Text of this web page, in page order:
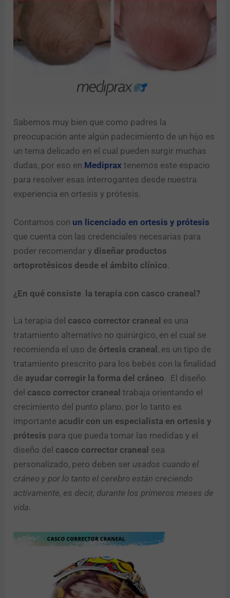
Sabemos muy bien que como padres la
preocupación ante algún padecimiento de un hijo es
un tema delicado en el cual pueden surgir muchas
dudas, por eso en Mediprax tenemos este espacio
para resolver esas interrogantes desde nuestra
experiencia en ortesis y prótesis.
Contamos con un licenciado en ortesis y prótesis
que cuenta con las credenciales necesarias para
poder recomendar y diseñar productos
ortoprotésicos desde el ámbito clínico.
¿En qué consiste la terapia con casco craneal?
La terapia del casco corrector craneal es una
tratamiento alternativo no quirúrgico, en el cual se
recomienda el uso de órtesis craneal , es un tipo de
tratamiento prescrito para los bebés con la finalidad
de ayudar corregir la forma del cráneo. El diseño
del casco corrector cranealtrabaja orientando el
crecimiento del punto plano, por lo tanto es
importante acudir con un especialista en ortesis y
prótesis para que pueda tomar las medidas y el
diseño del casco corrector craneal sea
personalizado, pero deben ser usados cuando el
cráneo y por lo tanto el cerebro están creciendo
activamente, es decir, durante los primeros meses de
vida.
?
Enviar